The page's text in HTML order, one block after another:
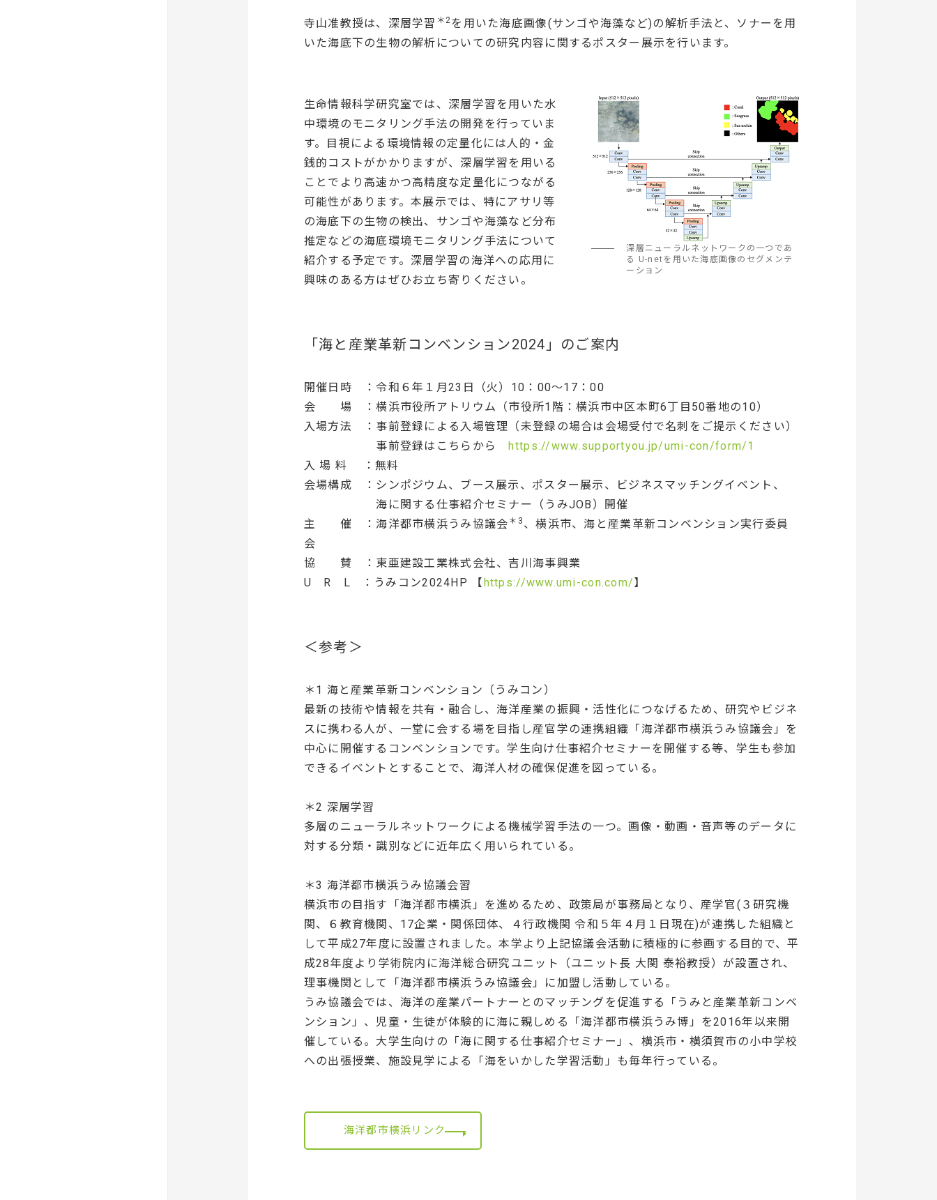
寺山准教授は、深層学習 ＊2を用いた海底画像(サンゴや海藻など)の解析手法と、ソナーを用
いた海底下の生物の解析についての研究内容に関するポスター展示を行います。
深層ニューラルネットワークの一つであ
る U-netを用いた海底画像のセグメンテ
ーション
生命情報科学研究室では、深層学習を用いた水
中環境のモニタリング手法の開発を行っていま
す。目視による環境情報の定量化には人的・金
銭的コストがかかりますが、深層学習を用いる
ことでより高速かつ高精度な定量化につながる
可能性があります。本展示では、特にアサリ等
の海底下の生物の検出、サンゴや海藻など分布
推定などの海底環境モニタリング手法について
紹介する予定です。深層学習の海洋への応用に
興味のある方はぜひお立ち寄りください。
「海と産業革新コンベンション2024」のご案内
開催日時 ：令和６年１月23日（火）10：00～17：00
会 場 ：横浜市役所アトリウム（市役所1階：横浜市中区本町6丁目50番地の10）
入場方法 ：事前登録による入場管理（未登録の場合は会場受付で名刺をご提示ください）
事前登録はこちらからhttps://www.supportyou.jp/umi-con/form/1
入 場 料 ：無料
会場構成 ：シンポジウム、ブース展示、ポスター展示、ビジネスマッチングイベント、
海に関する仕事紹介セミナー（うみJOB）開催
主 催 ：海洋都市横浜うみ協議会 ＊3 、横浜市、海と産業革新コンベンション実行委員
会
協 賛 ：東亜建設工業株式会社、吉川海事興業
U R L ：うみコン2024HP 【https://www.umi-con.com/】
＜参考＞
＊1 海と産業革新コンベンション（うみコン）
最新の技術や情報を共有・融合し、海洋産業の振興・活性化につなげるため、研究やビジネ
スに携わる人が、一堂に会する場を目指し産官学の連携組織「海洋都市横浜うみ協議会」を
中心に開催するコンベンションです。学生向け仕事紹介セミナーを開催する等、学生も参加
できるイベントとすることで、海洋人材の確保促進を図っている。
＊2 深層学習
多層のニューラルネットワークによる機械学習手法の一つ。画像・動画・音声等のデータに
対する分類・識別などに近年広く用いられている。
＊3 海洋都市横浜うみ協議会習
横浜市の目指す「海洋都市横浜」を進めるため、政策局が事務局となり、産学官(３研究機
関、６教育機関、17企業・関係団体、４行政機関 令和５年４月１日現在)が連携した組織と
して平成27年度に設置されました。本学より上記協議会活動に積極的に参画する目的で、平
成28年度より学術院内に海洋総合研究ユニット（ユニット長 大関 泰裕教授）が設置され、
理事機関として「海洋都市横浜うみ協議会」に加盟し活動している。
うみ協議会では、海洋の産業パートナーとのマッチングを促進する「うみと産業革新コンベ
ンション」、児童・生徒が体験的に海に親しめる「海洋都市横浜うみ博」を2016年以来開
催している。大学生向けの「海に関する仕事紹介セミナー」、横浜市・横須賀市の小中学校
への出張授業、施設見学による「海をいかした学習活動」も毎年行っている。
海洋都市横浜リンク